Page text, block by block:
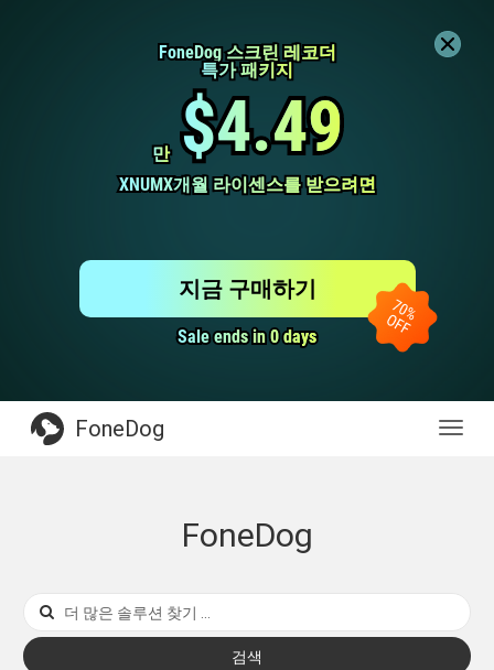
FoneDog 스크린 레코더
FoneDog 스크린 레코더
특가 패키지
특가 패키지
만
만 $4.49
$4.49
XNUMX개월 라이센스를 받으려면
XNUMX개월 라이센스를 받으려면
Sale ends in 0 days
Sale ends in 0 days
지금 구매하기
전
FoneDog
FoneDog
검색